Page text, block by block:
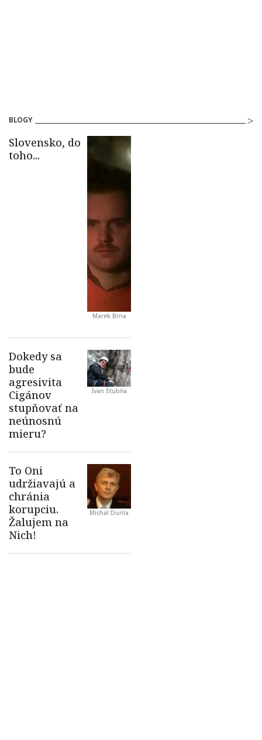
BLOGY
Marek Brna
Ivan Štubňa
Michal Durila